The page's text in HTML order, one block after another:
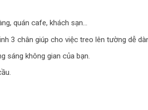
quán cafe, khách sạn…
3 chân giúp cho việc treo lên tường dễ
sáng không gian của bạn.